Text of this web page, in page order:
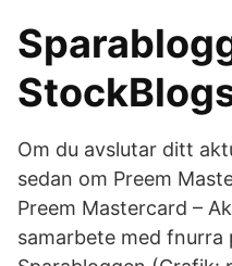
Om du avslutar ditt
sedan om Preem
Preem Mastercard –
samarbete med fnurra